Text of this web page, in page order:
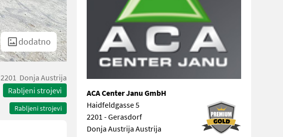
dodatno
2201 Donja Austrija
Rabljeni strojevi
Rabljeni strojevi
ACA Center Janu GmbH
Haidfeldgasse 5
2201 - Gerasdorf
Donja Austrija Austrija